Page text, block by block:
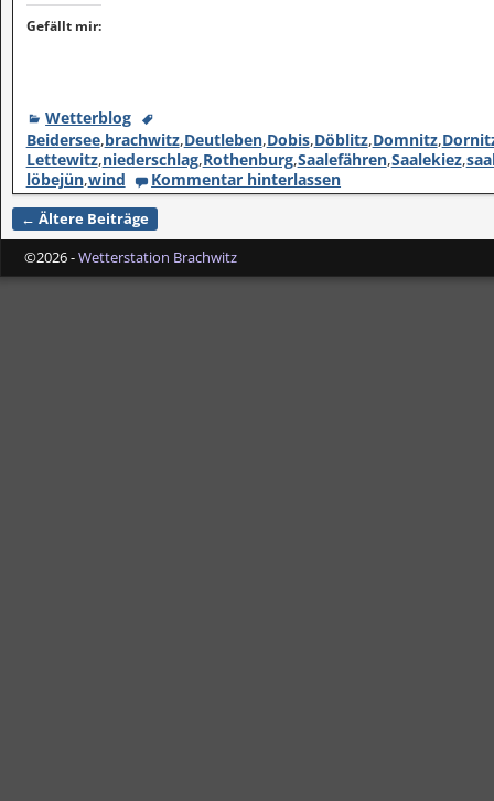
Gefällt mir:
Wetterblog
Beidersee,brachwitz,Deutleben,Dobis,Döblitz,Domnitz,
Lettewitz,niederschlag,Rothenburg,Saalefähren,Saalekiez,
löbejün,wind Kommentar hinterlassen
Artikelnavigation
← Ältere Beiträge
©2026 -Wetterstation Brachwitz